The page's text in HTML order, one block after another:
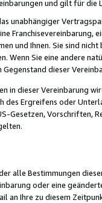
und gilt für die
unabhängiger
Franchisevereinbarung,
und Ihnen. Sie sind
Wenn Sie eine andere
dieser
in dieser Vereinbarung
des Ergreifens oder
Gesetzen, Vorschriften,
alle Bestimmungen
oder eine
an Ihre zu diesem